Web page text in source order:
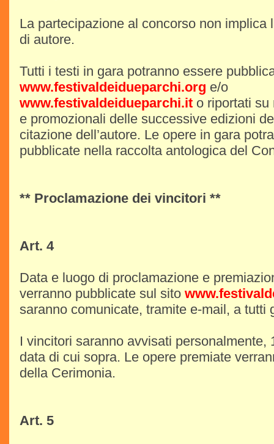
La partecipazione al concorso non implica
di autore.
Tutti i testi in gara potranno essere
www.festivaldeidueparchi.org e/o
www.festivaldeidueparchi.it o riportati su
e promozionali delle successive edizioni
citazione dell’autore. Le opere in gara
pubblicate nella raccolta antologica del
** Proclamazione dei vincitori **
Art. 4
Data e luogo di proclamazione e
verranno pubblicate sul sito
saranno comunicate, tramite e-mail, a tutti
I vincitori saranno avvisati personalmente,
data di cui sopra. Le opere premiate
della Cerimonia.
Art. 5